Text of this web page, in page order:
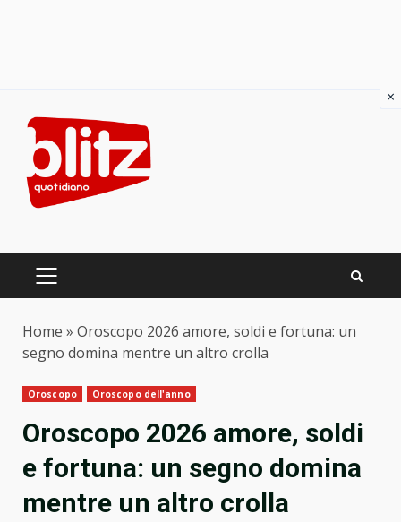
content
PRIMARY
Home » Oroscopo 2026 amore, soldi e fortuna: un
segno domina mentre un altro crolla
Oroscopo Oroscopo dell'anno
Oroscopo 2026 amore, soldi
e fortuna: un segno domina
mentre un altro crolla
×